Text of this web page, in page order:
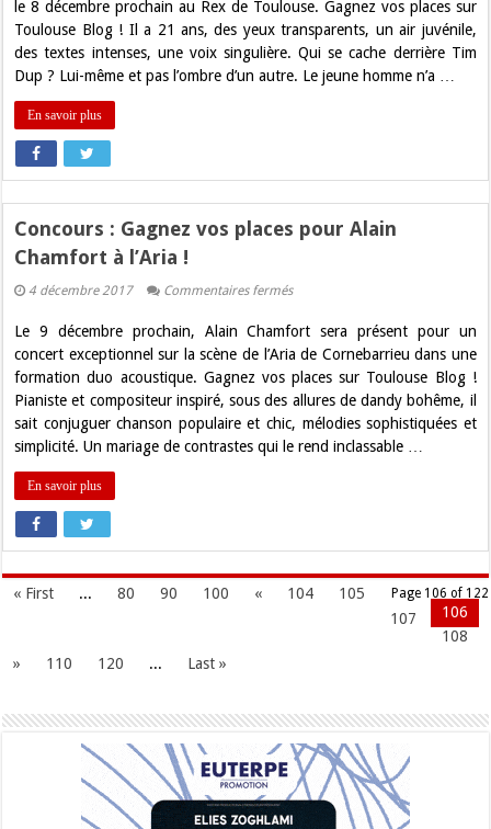
vos
pour
Tim
Dup
au
le 8 décembre prochain au Rex de Toulouse. Gagnez vos places sur
Toulouse Blog ! Il a 21 ans, des yeux transparents, un air juvénile,
des textes intenses, une voix singulière. Qui se cache derrière Tim
Dup ? Lui-même et pas l’ombre d’un autre. Le jeune homme n’a …
En savoir plus
Concours : Gagnez vos places pour Alain
Chamfort à l’Aria !
4 décembre 2017 Commentaires ferméssur
Gagnez
vos
pour
Alain
à
l’Aria
Le 9 décembre prochain, Alain Chamfort sera présent pour un
concert exceptionnel sur la scène de l’Aria de Cornebarrieu dans une
formation duo acoustique. Gagnez vos places sur Toulouse Blog !
Pianiste et compositeur inspiré, sous des allures de dandy bohême, il
sait conjuguer chanson populaire et chic, mélodies sophistiquées et
simplicité. Un mariage de contrastes qui le rend inclassable …
En savoir plus
Page 106 of 122
« First ... 80 90 100 « 104
105
106
107
108
»
110 120 ... Last »